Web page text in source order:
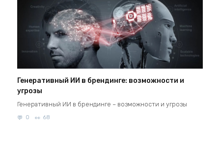
Генеративный ИИ в брендинге: возможности и
угрозы
Генеративный ИИ в брендинге – возможности и угрозы
0 68